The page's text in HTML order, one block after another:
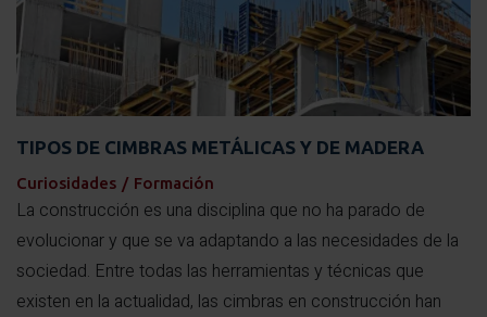
TIPOS DE CIMBRAS METÁLICAS Y DE MADERA
Curiosidades / Formación
La construcción es una disciplina que no ha parado de
evolucionar y que se va adaptando a las necesidades de la
sociedad. Entre todas las herramientas y técnicas que
existen en la actualidad, las cimbras en construcción han